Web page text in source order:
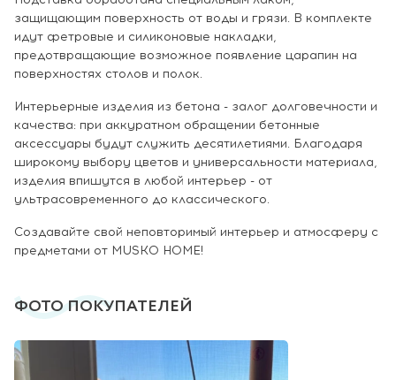
защищающим поверхность от воды и грязи. В комплекте
идут фетровые и силиконовые накладки,
предотвращающие возможное появление царапин на
поверхностях столов и полок.
Интерьерные изделия из бетона - залог долговечности и
качества: при аккуратном обращении бетонные
аксессуары будут служить десятилетиями. Благодаря
широкому выбору цветов и универсальности материала,
изделия впишутся в любой интерьер - от
ультрасовременного до классического.
Создавайте свой неповторимый интерьер и атмосферу с
предметами от MUSKO HOME!
ФОТО ПОКУПАТЕЛЕЙ